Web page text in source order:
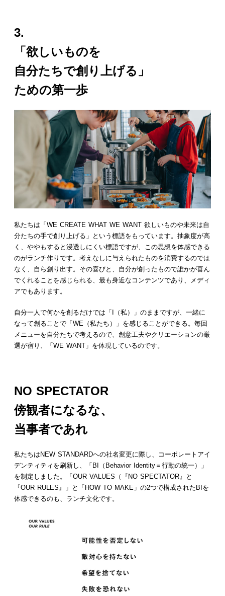
3.
「欲しいものを
自分たちで創り上げる」
ための第一歩
私たちは「WE CREATE WHAT WE WANT 欲しいものや未来は自
分たちの手で創り上げる」という標語をもっています。抽象度が高
く、ややもすると浸透しにくい標語ですが、この思想を体感できる
のがランチ作りです。考えなしに与えられたものを消費するのでは
なく、自ら創り出す。その喜びと、自分が創ったもので誰かが喜ん
でくれることを感じられる、最も身近なコンテンツであり、メディ
アでもあります。
自分一人で何かを創るだけでは「I（私）」のままですが、一緒に
なって創ることで「WE（私たち）」を感じることができる。毎回
メニューを自分たちで考えるので、創意工夫やクリエーションの厳
選が宿り、「WE WANT」を体現しているのです。
NO SPECTATOR
傍観者になるな、
当事者であれ
私たちはNEW STANDARDへの社名変更に際し、コーポレートアイ
デンティティを刷新し、「BI（Behavior Identity＝行動の統一）」
を制定しました。「OUR VALUES（『NO SPECTATOR』と
『OUR RULES』」と「HOW TO MAKE」の2つで構成されたBIを
体感できるのも、ランチ文化です。